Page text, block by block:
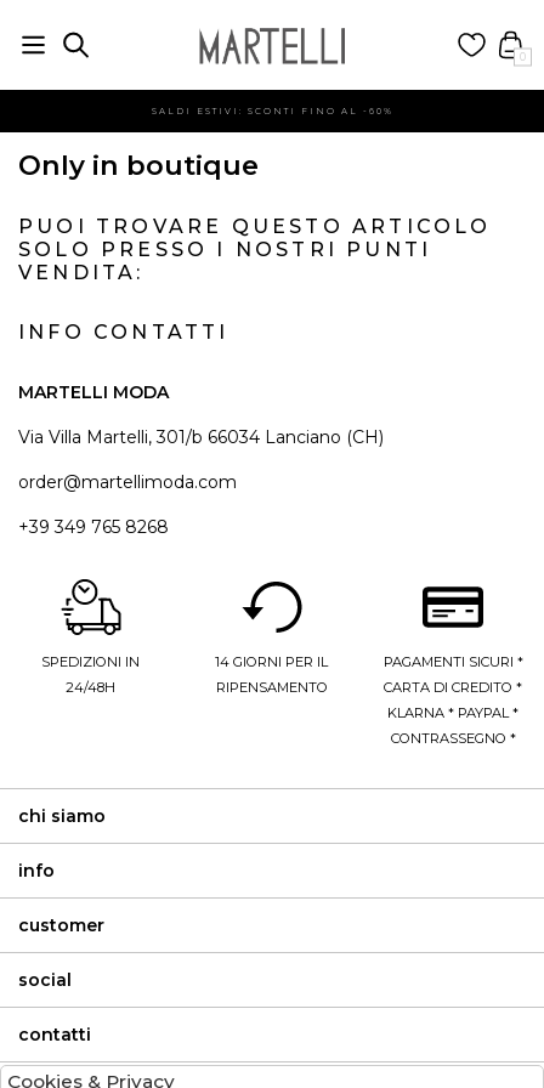
0
SALDI ESTIVI: SCONTI FINO AL -60%
Only in boutique
PUOI TROVARE QUESTO ARTICOLO
SOLO PRESSO I NOSTRI PUNTI
VENDITA:
INFO CONTATTI
MARTELLI MODA
Via Villa Martelli, 301/b 66034 Lanciano (CH)
order@martellimoda.com
+39 349 765 8268
SPEDIZIONI IN
24/48H
14 GIORNI PER IL
RIPENSAMENTO
PAGAMENTI SICURI *
CARTA DI CREDITO *
KLARNA * PAYPAL *
CONTRASSEGNO *
chi siamo
info
customer
social
contatti
Cookies & Privacy